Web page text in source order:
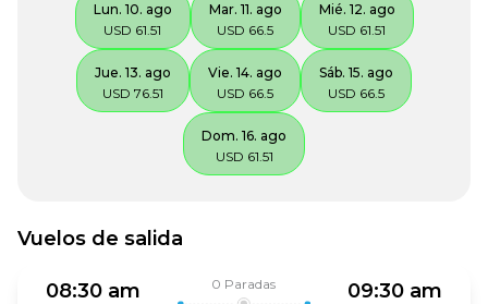
Lun. 10. ago
USD 61.51
Mar. 11. ago
USD 66.5
Mié. 12. ago
USD 61.51
Jue. 13. ago
USD 76.51
Vie. 14. ago
USD 66.5
Sáb. 15. ago
USD 66.5
Dom. 16. ago
USD 61.51
Vuelos de salida
08:30 am 0 Paradas 09:30 am